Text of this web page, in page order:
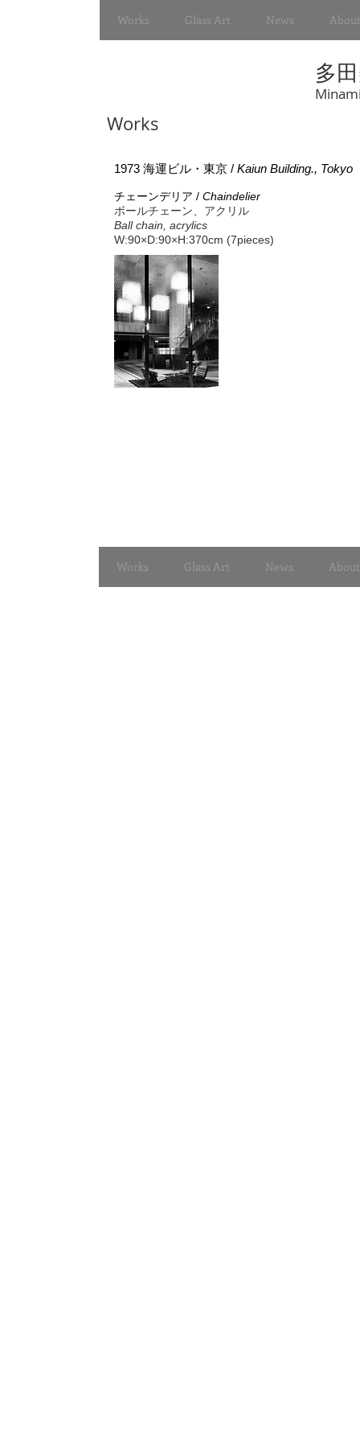
Works Glass Art News
多
Works
1973 海運ビル・東京 / Kaiun Building., Tokyo
チェーンデリア / Chaindelier
ボールチェーン、アクリル
Ball chain, acrylics
W:90×D:90×H:370cm (7pieces)
Works Glass Art News